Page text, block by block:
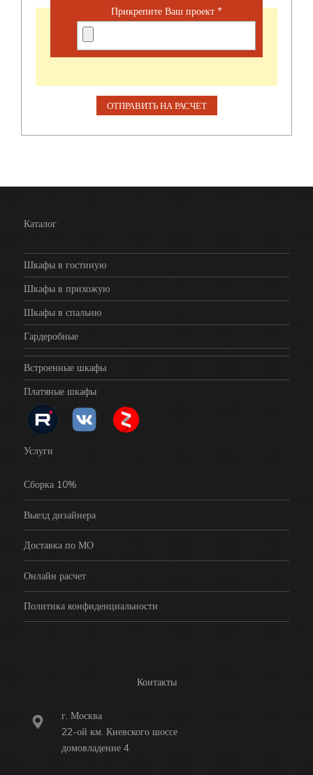
Прикрепите Ваш проект *
Каталог
Шкафы в гостиную
Шкафы в прихожую
Шкафы в спальню
Гардеробные
Встроенные шкафы
Платяные шкафы
Услуги
Сборка 10%
Выезд дизайнера
Доставка по МО
Онлайн расчет
Политика конфиденциальности
Контакты
г. Москва
22-ой км. Киевского шоссе
домовладение 4